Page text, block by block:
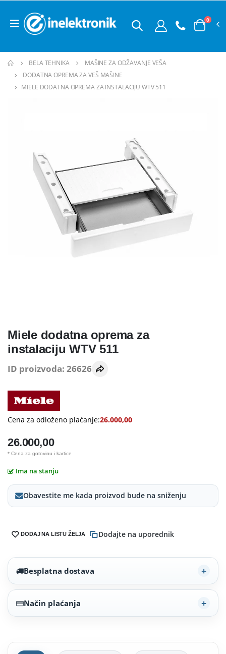
0
BELA TEHNIKA
MAŠINE ZA ODŽAVANJE VEŠA
DODATNA OPREMA ZA VEŠ MAŠINE
MIELE DODATNA OPREMA ZA INSTALACIJU WTV 511
Miele dodatna oprema za
instalaciju WTV 511
ID proizvoda: 26626
Cena za odloženo plaćanje:26.000,00
26.000,00
* Cena za gotovinu i kartice
Ima na stanju
Obavestite me kada proizvod bude na sniženju
DODAJ NA LISTU ŽELJA Dodajte na uporednik
Besplatna dostava
Način plaćanja